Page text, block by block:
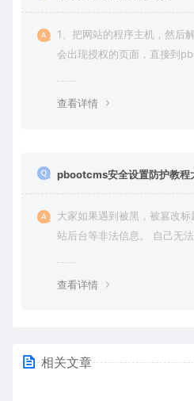
1、把网站的程序主机，然后
会出现授权的页面，直接到
查看详情
pbootcms安全设置防护教程
大家如果遇到被黑，被篡改
站后台等非法信息。 自己无
查看详情
相关文章